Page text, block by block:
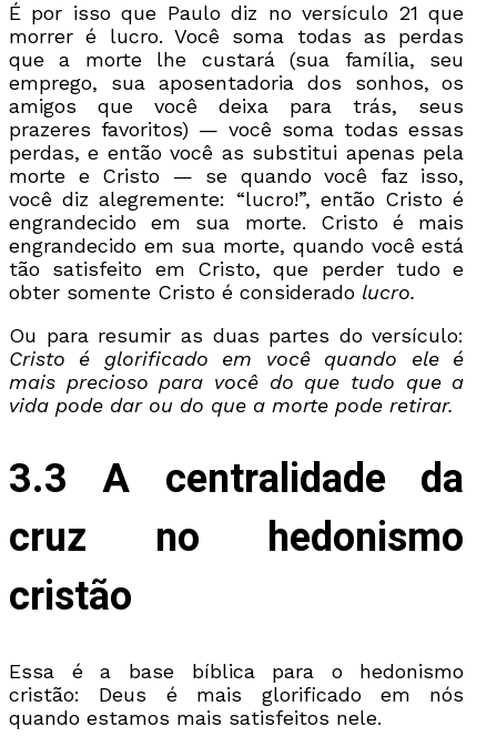
É por isso que Paulo diz no versículo 21 que
morrer é lucro. Você soma todas as perdas
que a morte lhe custará (sua família, seu
emprego, sua aposentadoria dos sonhos, os
amigos que você deixa para trás, seus
prazeres favoritos) — você soma todas essas
perdas, e então você as substitui apenas pela
morte e Cristo — se quando você faz isso,
você diz alegremente: “lucro!”, então Cristo é
engrandecido em sua morte. Cristo é mais
engrandecido em sua morte, quando você está
tão satisfeito em Cristo, que perder tudo e
obter somente Cristo é considerado lucro.
Ou para resumir as duas partes do versículo:
Cristo é glorificado em você quando ele é
mais precioso para você do que tudo que a
vida pode dar ou do que a morte pode retirar.
3.3 A centralidade da
cruz no hedonismo
cristão
Essa é a base bíblica para o hedonismo
cristão: Deus é mais glorificado em nós
quando estamos mais satisfeitos nele.